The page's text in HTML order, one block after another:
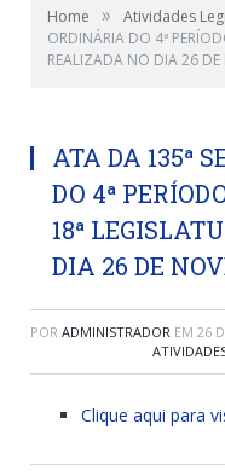
Home » Atividades
ORDINÁRIA DO 4ª
REALIZADA NO DIA 26
ATA DA 135ª
DO 4ª
18ª
DIA 26 DE
POR ADMINISTRADOR EM 26
Clique aqui para